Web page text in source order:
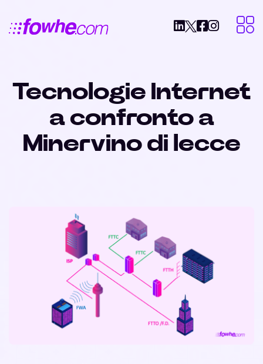
Tecnologie Internet
a confronto a
Minervino di lecce